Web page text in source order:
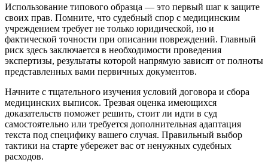
Использование типового образца — это первый шаг к защите
своих прав. Помните, что судебный спор с медицинским
учреждением требует не только юридической, но и
фактической точности при описании повреждений. Главный
риск здесь заключается в необходимости проведения
экспертизы, результаты которой напрямую зависят от полноты
представленных вами первичных документов.
Начните с тщательного изучения условий договора и сбора
медицинских выписок. Трезвая оценка имеющихся
доказательств поможет решить, стоит ли идти в суд
самостоятельно или требуется дополнительная адаптация
текста под специфику вашего случая. Правильный выбор
тактики на старте убережет вас от ненужных судебных
расходов.